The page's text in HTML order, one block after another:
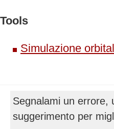
Tools
Simulazione
Segnalami un errore,
suggerimento per